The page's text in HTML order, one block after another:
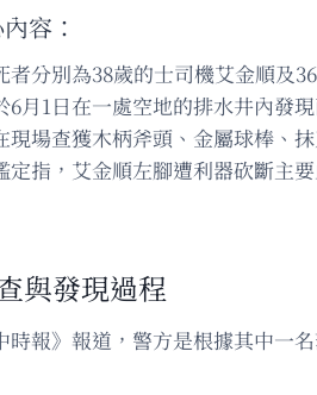
容：
者分別為38歲的士司機艾金順及
6月1日在一處空地的排水井內發
現場查獲木柄斧頭、金屬球棒、
定指，艾金順左腳遭利器砍斷主
與發現過程
時報》報道，警方是根據其中一